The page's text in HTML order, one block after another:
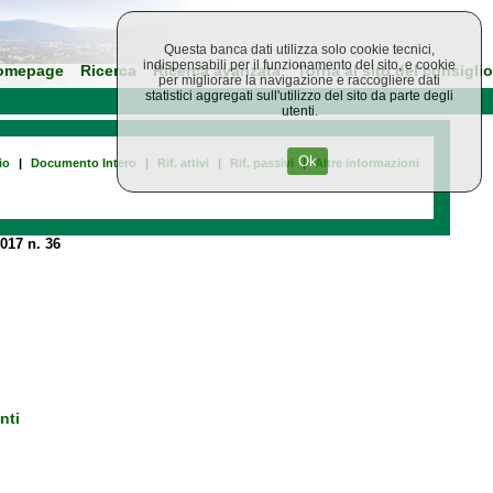
Ricerca Ricerca avanzata Torna al sito del consiglio
| Documento Intero | Rif. attivi | Rif. passivi | Altre informazioni
n. 36
Questa banca dati utilizza solo cookie tecnici,
indispensabili per il funzionamento del sito, e cookie
per migliorare la navigazione e raccogliere dati
statistici aggregati sull'utilizzo del sito da parte degli
utenti.
Ok